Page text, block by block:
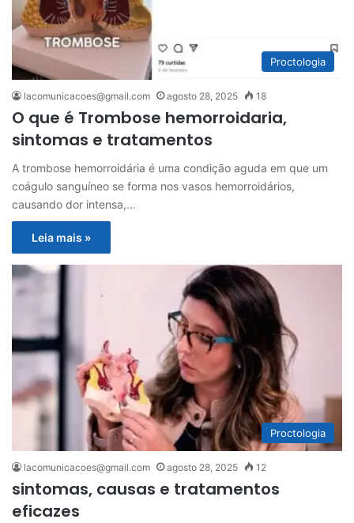
Proctologia
lacomunicacoes@gmail.com agosto 28, 2025 18
O que é Trombose hemorroidaria,
sintomas e tratamentos
A trombose hemorroidária é uma condição aguda em que um
coágulo sanguíneo se forma nos vasos hemorroidários,
causando dor intensa,…
Leia mais »
Proctologia
lacomunicacoes@gmail.com agosto 28, 2025 12
sintomas, causas e tratamentos
eficazes